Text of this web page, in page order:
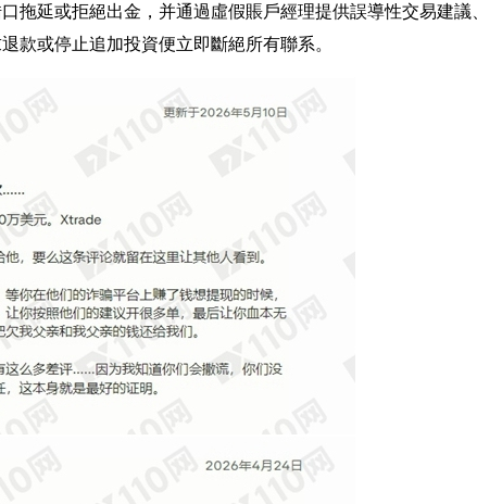
拖延或拒絕出金，并通過虛假賬戶經理提供誤導性交易建議
款或停止追加投資便立即斷絕所有聯系。